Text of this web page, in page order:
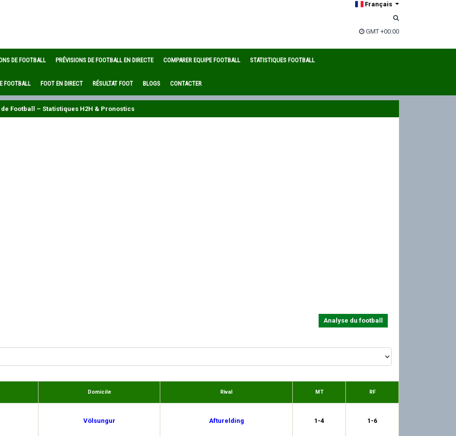
Français
GMT +00:00
DE FOOTBALL PRÉVISIONS DE FOOTBALL EN DIRECTE COMPARER EQUIPE FOOTBALL STATISTIQUES FOOTBALL
FOOTBALL FOOT EN DIRECT RÉSULTAT FOOT BLOGS CONTACTER
Football – Statistiques H2H & Pronostics
Analyse du football
Domicile Rival MT RF
Völsungur Afturelding 1-4 1-6